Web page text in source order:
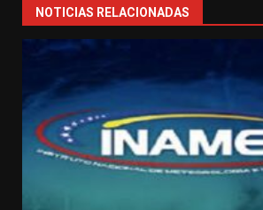
NOTICIAS RELACIONADAS